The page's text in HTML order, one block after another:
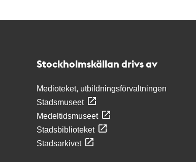
Stockholmskällan drivs av
Medioteket, utbildningsförvaltningen
Stadsmuseet
Medeltidsmuseet
Stadsbiblioteket
Stadsarkivet